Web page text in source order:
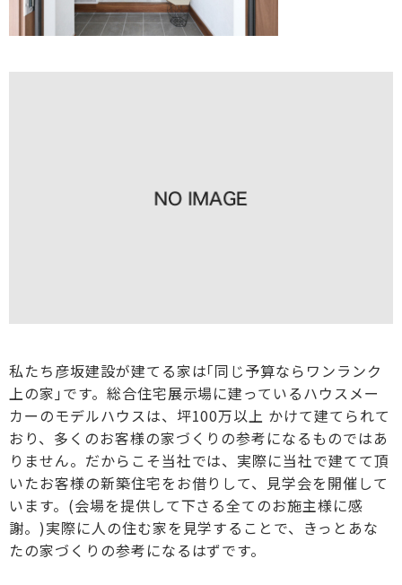
私たち彦坂建設が建てる家は｢同じ予算ならワンランク
上の家｣です。総合住宅展示場に建っているハウスメー
カーのモデルハウスは、坪100万以上 かけて建てられて
おり、多くのお客様の家づくりの参考になるものではあ
りません。だからこそ当社では、実際に当社で建てて頂
いたお客様の新築住宅をお借りして、見学会を開催して
います。(会場を提供して下さる全てのお施主様に感
謝。)実際に人の住む家を見学することで、きっとあな
たの家づくりの参考になるはずです。